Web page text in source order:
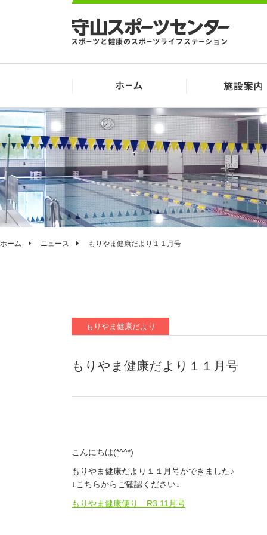
ホーム ニュース もりやま健康だより１１月号
もりやま健康だより
もりやま健康だより１１月号
こんにちは(*^^*)
もりやま健康だより１１月号ができました♪
↓こちらからご確認ください↓
もりやま健康便り R3.11月号